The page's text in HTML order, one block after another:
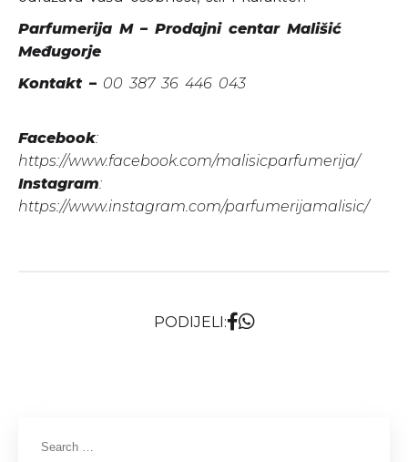
Parfumerija M – Prodajni centar Mališić
Međugorje
Kontakt– 00 387 36 446 043
Facebook:
https://www.facebook.com/malisicparfumerija/
Instagram:
https://www.instagram.com/parfumerijamalisic/
PODIJELI: